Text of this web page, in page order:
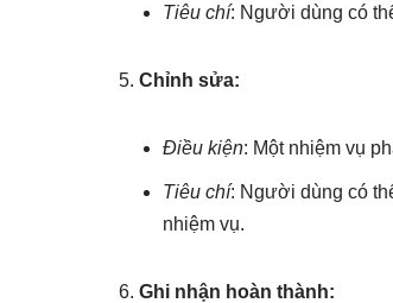
Tiêu chí: Người dùng có
Chỉnh sửa:
Điều kiện: Một nhiệm vụ
Tiêu chí: Người dùng có
nhiệm vụ.
Ghi nhận hoàn thành: